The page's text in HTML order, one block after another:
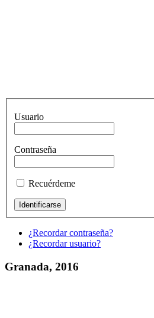
Usuario
Contraseña
Recuérdeme
¿Recordar contraseña?
¿Recordar usuario?
Granada, 2016